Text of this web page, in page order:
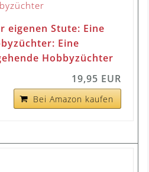
eigenen Stute: Eine
Eine
Hobbyzüchter
19,95 EUR
Bei Amazon kaufen